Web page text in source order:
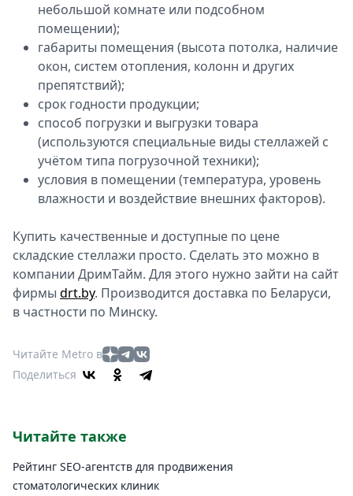
небольшой комнате или подсобном
помещении);
габариты помещения (высота потолка, наличие
окон, систем отопления, колонн и других
препятствий);
срок годности продукции;
способ погрузки и выгрузки товара
(используются специальные виды стеллажей с
учётом типа погрузочной техники);
условия в помещении (температура, уровень
влажности и воздействие внешних факторов).
Купить качественные и доступные по цене
складские стеллажи просто. Сделать это можно в
компании ДримТайм. Для этого нужно зайти на сайт
фирмы drt.by. Производится доставка по Беларуси,
в частности по Минску.
Читайте Metro в
Поделиться
Читайте также
Рейтинг SEO-агентств для продвижения
стоматологических клиник